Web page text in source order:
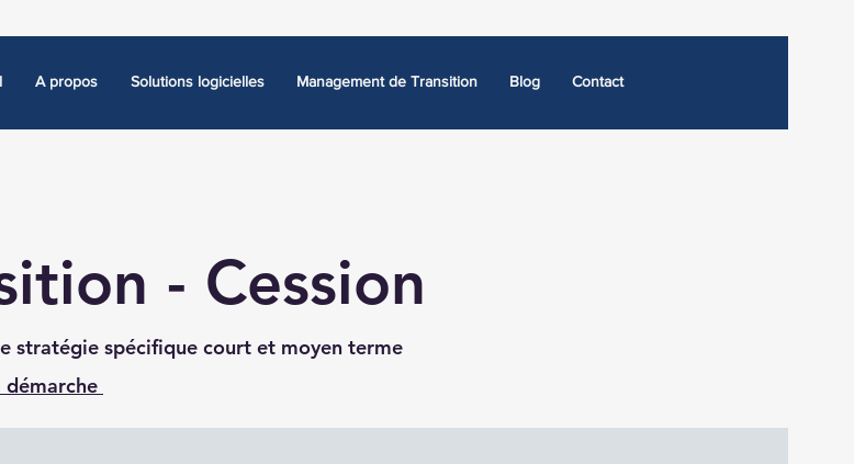
A propos Solutions logicielles Management de Transition Blog Contact
- Cession
stratégie spécifique court et moyen terme